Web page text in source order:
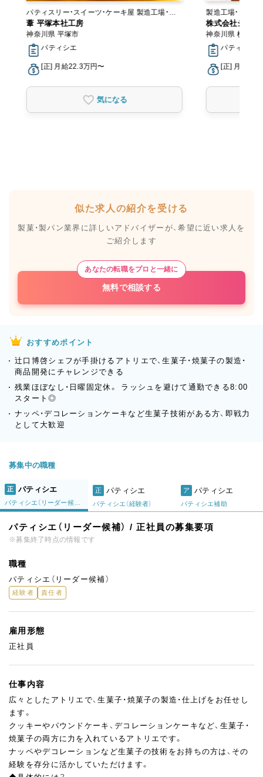
パティスリー・スイーツ・ケーキ屋 製造工場・ラ
ボ
葦 平塚本社工房
神奈川県 平塚市
パティシエ
[正] 月給22.3万円〜
気になる
製造工場・ラボ
株式会社シュク
神奈川県 横浜市
パティシエ
[正] 月給20
似た求人の紹介を受ける
製菓・製パン業界に詳しいアドバイザーが、希望に近い求人を
ご紹介します
あなたの転職をプロと一緒に
無料で相談する
おすすめポイント
辻口博啓シェフが手掛けるアトリエで、生菓子・焼菓子の製造・
商品開発にチャレンジできる
残業ほぼなし・日曜固定休。 ラッシュを避けて通勤できる8:00
スタート◎
ナッペ・デコレーションケーキなど生菓子技術がある方、即戦力
として大歓迎
募集中の職種
正 パティシエ
パティシエ（リーダー候補）
正 パティシエ
パティシエ（経験者）
ア パティシエ
パティシエ補助
パティシエ（リーダー候補） / 正社員の募集要項
※募集終了時点の情報です
職種
パティシエ（リーダー候補）
経験者 責任者
雇用形態
正社員
仕事内容
広々としたアトリエで、生菓子・焼菓子の製造・仕上げをお任せし
ます。
クッキーやパウンドケーキ、デコレーションケーキなど、生菓子・
焼菓子の両方に力を入れているアトリエです。
ナッペやデコレーションなど生菓子の技術をお持ちの方は、その
経験を存分に活かしていただけます。